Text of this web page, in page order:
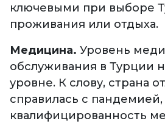
ключевыми при выборе
проживания или отдыха.
Медицина. Уровень
обслуживания в Турции
уровне. К слову, страна
справилась с пандемией,
квалифицированность